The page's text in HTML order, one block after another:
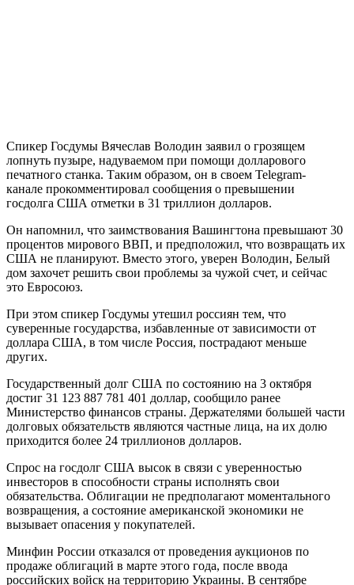
Спикер Госдумы Вячеслав Володин заявил о грозящем
лопнуть пузыре, надуваемом при помощи долларового
печатного станка. Таким образом, он в своем Telegram-
канале прокомментировал сообщения о превышении
госдолга США отметки в 31 триллион долларов.
Он напомнил, что заимствования Вашингтона превышают 30
процентов мирового ВВП, и предположил, что возвращать их
США не планируют. Вместо этого, уверен Володин, Белый
дом захочет решить свои проблемы за чужой счет, и сейчас
это Евросоюз.
При этом спикер Госдумы утешил россиян тем, что
суверенные государства, избавленные от зависимости от
доллара США, в том числе Россия, пострадают меньше
других.
Государственный долг США по состоянию на 3 октября
достиг 31 123 887 781 401 доллар, сообщило ранее
Министерство финансов страны. Держателями большей части
долговых обязательств являются частные лица, на их долю
приходится более 24 триллионов долларов.
Спрос на госдолг США высок в связи с уверенностью
инвесторов в способности страны исполнять свои
обязательства. Облигации не предполагают моментального
возвращения, а состояние американской экономики не
вызывает опасения у покупателей.
Минфин России отказался от проведения аукционов по
продаже облигаций в марте этого года, после ввода
российских войск на территорию Украины. В сентябре